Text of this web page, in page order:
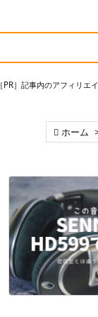
［PR］記事内のアフィリ
 ホーム